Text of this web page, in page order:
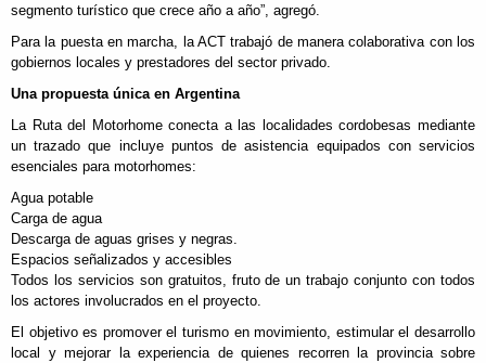
segmento turístico que crece año a año”, agregó.
Para la puesta en marcha, la ACT trabajó de manera colaborativa con los
gobiernos locales y prestadores del sector privado.
Una propuesta única en Argentina
La Ruta del Motorhome conecta a las localidades cordobesas mediante
un trazado que incluye puntos de asistencia equipados con servicios
esenciales para motorhomes:
Agua potable
Carga de agua
Descarga de aguas grises y negras.
Espacios señalizados y accesibles
Todos los servicios son gratuitos, fruto de un trabajo conjunto con todos
los actores involucrados en el proyecto.
El objetivo es promover el turismo en movimiento, estimular el desarrollo
local y mejorar la experiencia de quienes recorren la provincia sobre